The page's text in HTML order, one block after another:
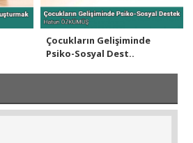
Çocukların Gelişiminde
Psiko-Sosyal Dest..